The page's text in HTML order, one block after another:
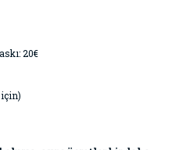
20€
için)